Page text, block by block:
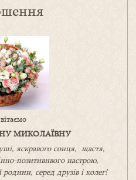
МИКОЛАЇВНУ
яскравого сонця, щастя,
позитивнвого настрою,
родини, серед друзів і колег!